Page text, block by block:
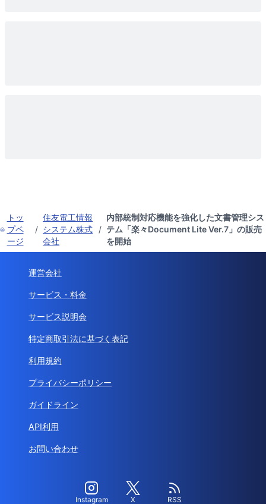
トッ
プペ
ージ
/
住友電工情報
システム株式
会社
/
内部統制対応機能を強化した文書管理シス
テム「楽々Document Lite Ver.7」の販売
を開始
運営会社
サービス・料金
サービス説明会
特定商取引法に基づく表記
利用規約
プライバシーポリシー
ガイドライン
API利用
お問い合わせ
Instagram X RSS